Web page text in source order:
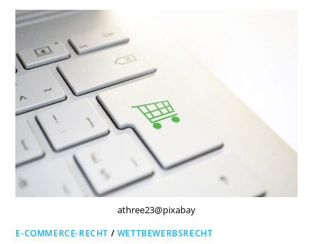
athree23@pixabay
E-COMMERCE-RECHT / WETTBEWERBSRECHT